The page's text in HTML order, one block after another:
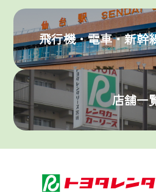
飛行機・電車・新幹
店舗一